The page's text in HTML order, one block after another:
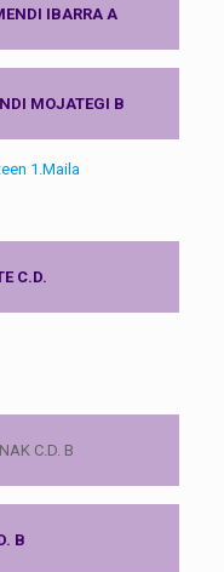
IBARRA A
MOJATEGI B
1.Maila
C.D.
C.D. B
B